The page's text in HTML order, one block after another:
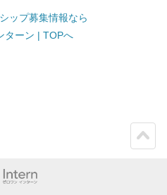
ップ募集情報なら
ターン | TOPへ